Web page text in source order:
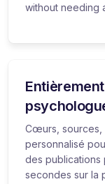
without needing
Cœurs, sources,
personnalisé
des publications
secondes sur la